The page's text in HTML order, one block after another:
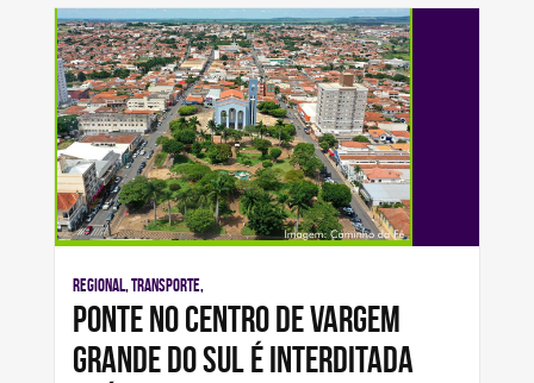
Regional, Transporte,
Ponte no centro de Vargem
Grande do Sul é interditada